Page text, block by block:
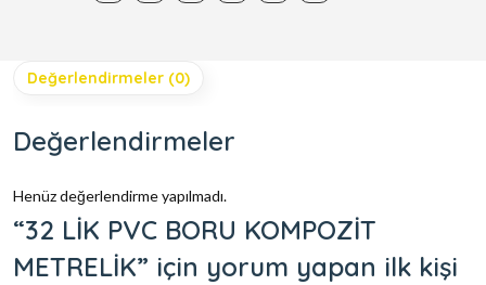
Değerlendirmeler (0)
Değerlendirmeler
Henüz değerlendirme yapılmadı.
“32 LİK PVC BORU KOMPOZİT
METRELİK” için yorum yapan ilk kişi